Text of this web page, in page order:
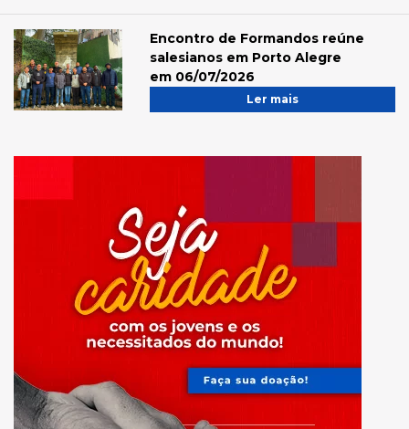
Encontro de Formandos reúne
salesianos em Porto Alegre
em 06/07/2026
Ler mais